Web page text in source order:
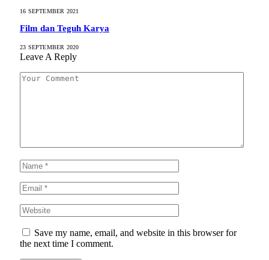
16 SEPTEMBER 2021
Film dan Teguh Karya
23 SEPTEMBER 2020
Leave A Reply
Save my name, email, and website in this browser for
the next time I comment.